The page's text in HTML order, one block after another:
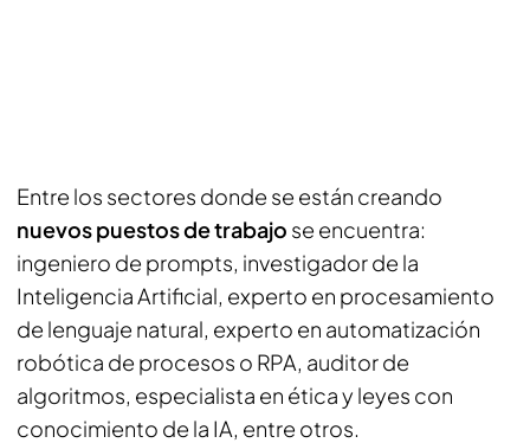
Entre los sectores donde se están creando
nuevos puestos de trabajo se encuentra:
ingeniero de prompts, investigador de la
Inteligencia Artificial, experto en procesamiento
de lenguaje natural, experto en automatización
robótica de procesos o RPA, auditor de
algoritmos, especialista en ética y leyes con
conocimiento de la IA, entre otros.